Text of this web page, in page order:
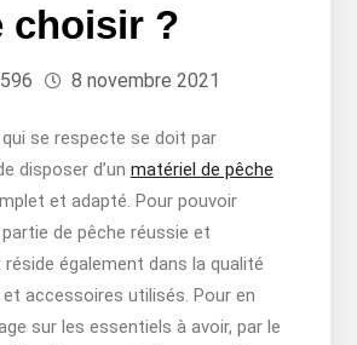
choisir ?
8 novembre 2021
se respecte se doit par
disposer d’un matériel de pêche
et adapté. Pour pouvoir
de pêche réussie et
également dans la qualité
accessoires utilisés. Pour en
sur les essentiels à avoir, par le